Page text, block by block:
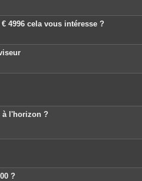
4996 cela vous intéresse ?
à l'horizon ?
?